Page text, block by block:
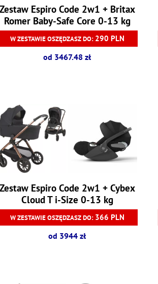
Zestaw Espiro Code 2w1 + Britax
Romer Baby-Safe Core 0-13 kg
W ZESTAWIE OSZĘDZASZ DO: 290 PLN
od 3467.48 zł
Zestaw Espiro Code 2w1 + Cybex
Cloud T i-Size 0-13 kg
W ZESTAWIE OSZĘDZASZ DO: 366 PLN
od 3944 zł